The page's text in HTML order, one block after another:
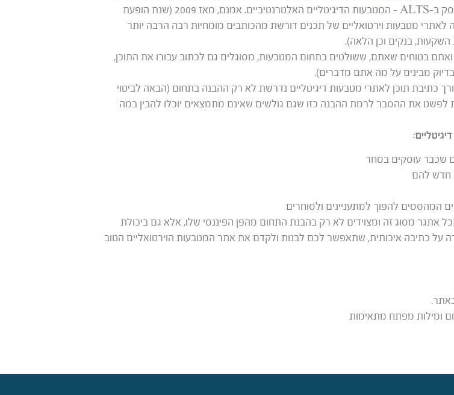
כנראה שגם אתם נמנים על המעגל המצומצם-אבל-מתרחב שעוסק ב-ALTS – המטבעות הדיגיטליים האלטרנטיביים. אמנם, מאז 2009 (שנת הופעת
מטבעות וירטואליים של תכנים דורשת מהכותבים מומחיות רבה הרבה יותר
בנקים וכן הלאה).
בטוחים שאתם, ששולטים בתחום המטבעות, מסוגלים גם לכתוב עבורו את התוכן,
מבינים על מה אתם מדברים).
כתיבת תוכן לאתרי מטבעות דיגיטליים נדרשת לא רק ההבנה בתחום (הבאה לביטוי
את ההסבר לרמת ההבנה כזו שגם גולשים שאינם מתמצאים יוכלו להבין במה
שכבר עוסקים בסחר
חדש להם
המהססים להפוך למתעניינים ולסוחרים
אתגר מסוג זה ומצוידים לא רק בהבנת התחום מהפן הפיננסי שלו, אלא גם ביכולת
על כתיבה איכותית, שתאפשר לכם לבנות ולקדם את אתר המטבעות הוירטואליים הטוב
ומילות מפתח מתאימות